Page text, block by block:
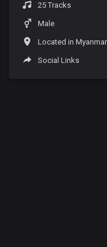
25 Tracks
Male
Located in Myanmar
Social Links